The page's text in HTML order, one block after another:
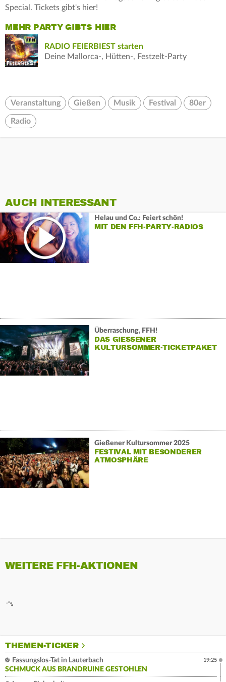
Special. Tickets gibt's hier!
MEHR PARTY GIBTS HIER
RADIO FEIERBIEST starten
Deine Mallorca-, Hütten-, Festzelt-Party
Veranstaltung Gießen Musik Festival 80er
Radio
AUCH INTERESSANT
Helau und Co.: Feiert schön!
MIT DEN FFH-PARTY-RADIOS
Überraschung, FFH!
DAS GIESSENER K
ULTURSOMMER-TICKETPAKET
Gießener Kultursommer 2025
FESTIVAL MIT BESONDERER
ATMOSPHÄRE
WEITERE FFH-AKTIONEN
THEMEN-TICKER
Fassungslos-Tat in Lauterbach
SCHMUCK AUS BRANDRUINE GESTOHLEN
19:25